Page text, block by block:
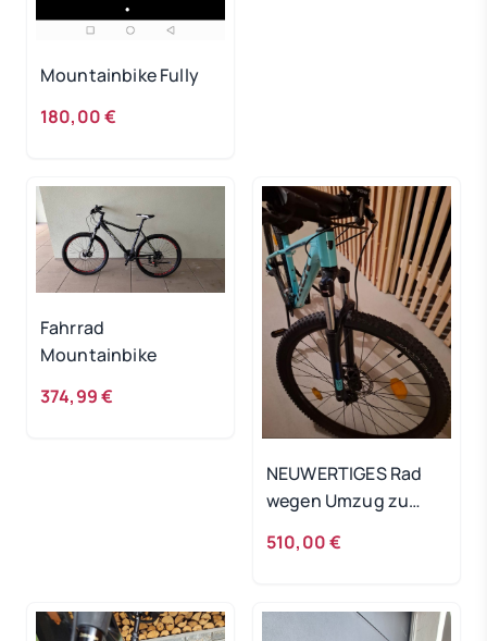
Mountainbike Fully
180,00 €
Fahrrad
Mountainbike
374,99 €
NEUWERTIGES Rad
wegen Umzug zu
510,00 €